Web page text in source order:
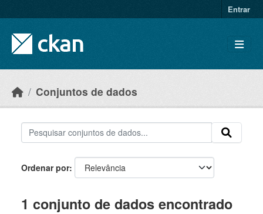
Entrar
Conjuntos de dados
Ordenar por
1 conjunto de dados encontrado